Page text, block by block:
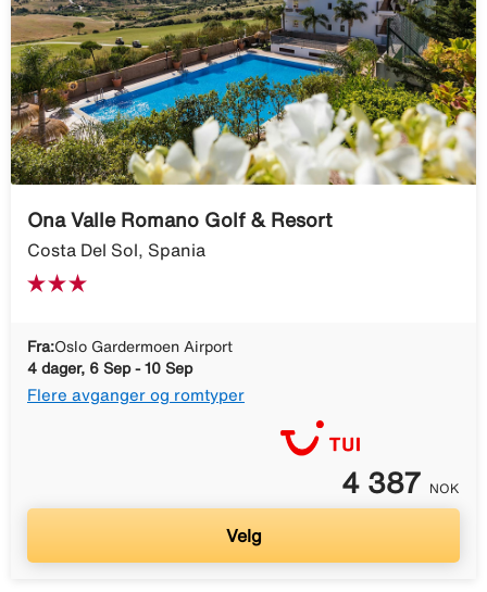
Ona Valle Romano Golf & Resort
Costa Del Sol, Spania
Fra:Oslo Gardermoen Airport
4 dager, 6 Sep - 10 Sep
Flere avganger og romtyper
4 387 NOK
Velg